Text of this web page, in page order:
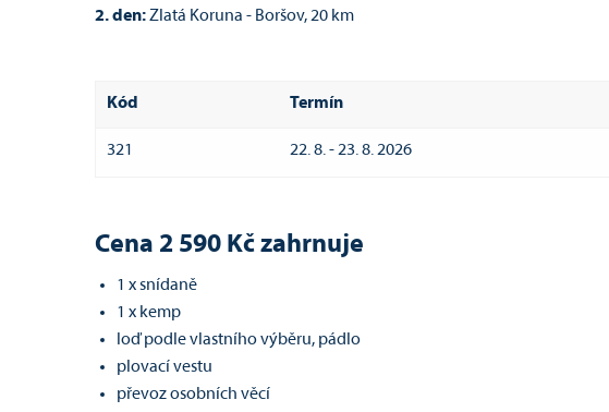
2. den:Zlatá Koruna - Boršov, 20 km
Kód Termín
321 22. 8. - 23. 8. 2026
Cena 2 590 Kč zahrnuje
1 x snídaně
1 x kemp
loď podle vlastního výběru, pádlo
plovací vestu
převoz osobních věcí